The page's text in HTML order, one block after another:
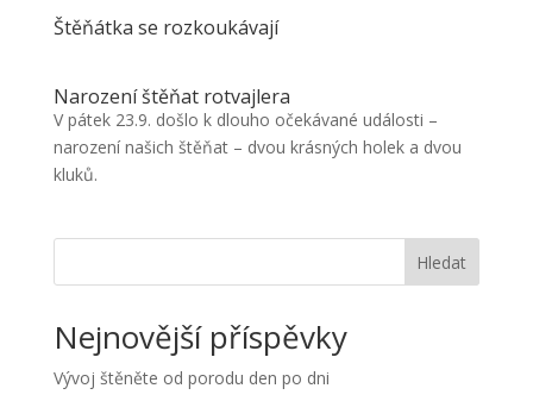
Štěňátka se rozkoukávají
Narození štěňat rotvajlera
V pátek 23.9. došlo k dlouho očekávané události –
narození našich štěňat – dvou krásných holek a dvou
kluků.
Hledat
Nejnovější příspěvky
Vývoj štěněte od porodu den po dni